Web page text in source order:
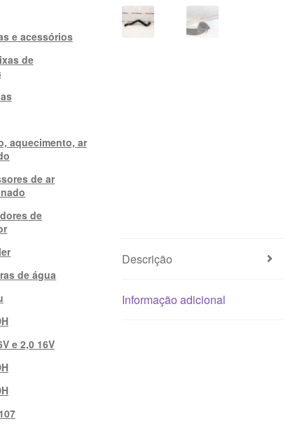
Descrição
Informação adicional
e acessórios
de
aquecimento, ar
de ar
de
de água
e 2,0 16V